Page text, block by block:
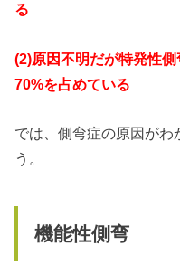
る
(2)原因不明だが特発性
70%を占めている
では、側弯症の原因がわ
う。
機能性側弯